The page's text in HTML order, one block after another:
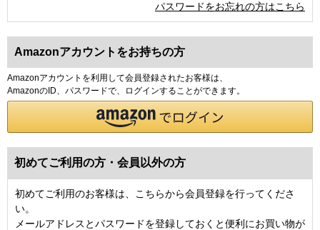
パスワードをお忘れの方はこちら
Amazonアカウントをお持ちの方
Amazonアカウントを利用して会員登録されたお客様は、
AmazonのID、パスワードで、ログインすることができます。
初めてご利用の方・会員以外の方
初めてご利用のお客様は、こちらから会員登録を行ってくださ
い。
メールアドレスとパスワードを登録しておくと便利にお買い物が